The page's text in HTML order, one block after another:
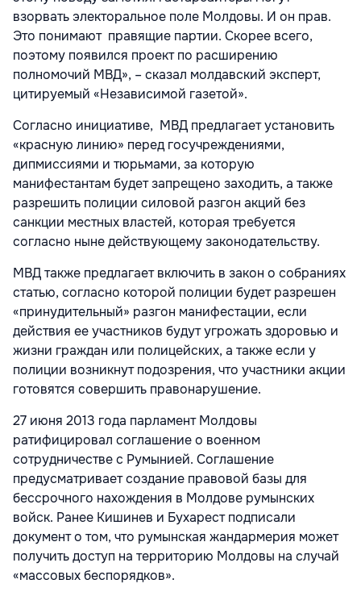
взорвать электоральное поле Молдовы. И он прав.
Это понимают правящие партии. Скорее всего,
поэтому появился проект по расширению
полномочий МВД», – сказал молдавский эксперт,
цитируемый «Независимой газетой».
Согласно инициативе, МВД предлагает установить
«красную линию» перед госучреждениями,
дипмиссиями и тюрьмами, за которую
манифестантам будет запрещено заходить, а также
разрешить полиции силовой разгон акций без
санкции местных властей, которая требуется
согласно ныне действующему законодательству.
МВД также предлагает включить в закон о собраниях
статью, согласно которой полиции будет разрешен
«принудительный» разгон манифестации, если
действия ее участников будут угрожать здоровью и
жизни граждан или полицейских, а также если у
полиции возникнут подозрения, что участники акции
готовятся совершить правонарушение.
27 июня 2013 года парламент Молдовы
ратифицировал соглашение о военном
сотрудничестве с Румынией. Соглашение
предусматривает создание правовой базы для
бессрочного нахождения в Молдове румынских
войск. Ранее Кишинев и Бухарест подписали
документ о том, что румынская жандармерия может
получить доступ на территорию Молдовы на случай
«массовых беспорядков».